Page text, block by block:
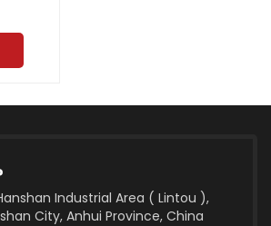
Industrial Area ( Lintou ),
City, Anhui Province, China